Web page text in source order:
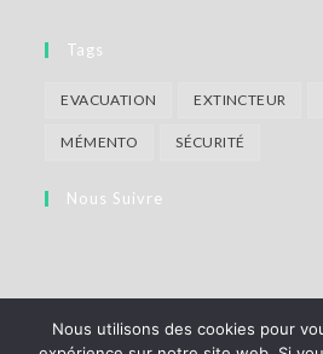
Tags
EVACUATION EXTINCTEUR
MÉMENTO SÉCURITÉ
Nous Suivre
Nous utilisons des cookies pour